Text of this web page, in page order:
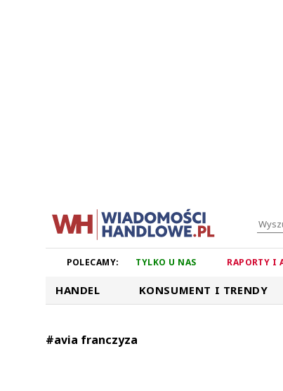
POLECAMY: TYLKO U NAS RAPORTY I
HANDEL KONSUMENT I TRENDY
#avia franczyza